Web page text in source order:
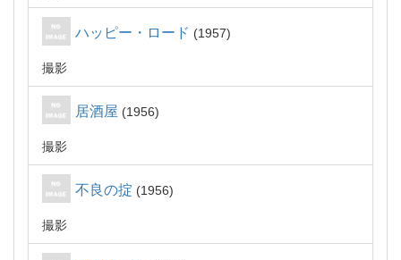
ハッピー・ロード 1957
撮影
居酒屋 1956
撮影
不良の掟 1956
撮影